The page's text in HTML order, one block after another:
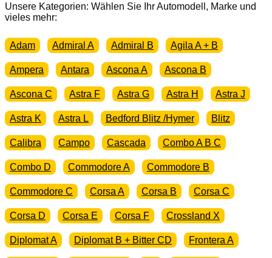
Unsere Kategorien: Wählen Sie Ihr Automodell, Marke und
vieles mehr:
Adam Admiral A Admiral B Agila A + B
Ampera Antara Ascona A Ascona B
Ascona C Astra F Astra G Astra H Astra J
Astra K Astra L Bedford Blitz /Hymer Blitz
Calibra Campo Cascada Combo A B C
Combo D Commodore A Commodore B
Commodore C Corsa A Corsa B Corsa C
Corsa D Corsa E Corsa F Crossland X
Diplomat A Diplomat B + Bitter CD Frontera A